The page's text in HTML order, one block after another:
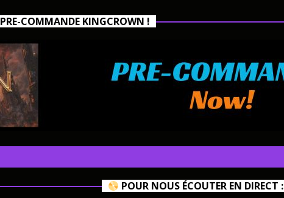
PRE-COMMANDE KINGCROWN !
POUR NOUS ÉCOUTER EN DIRECT :